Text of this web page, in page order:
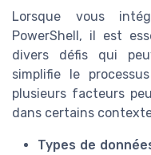
Lorsque vous
PowerShell, il est
divers défis qui
simplifie le
plusieurs facteurs
dans certains
Types de